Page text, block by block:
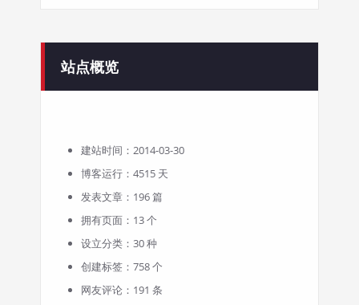
站点概览
建站时间：2014-03-30
博客运行：4515 天
发表文章：196 篇
拥有页面：13 个
设立分类：30 种
创建标签：758 个
网友评论：191 条